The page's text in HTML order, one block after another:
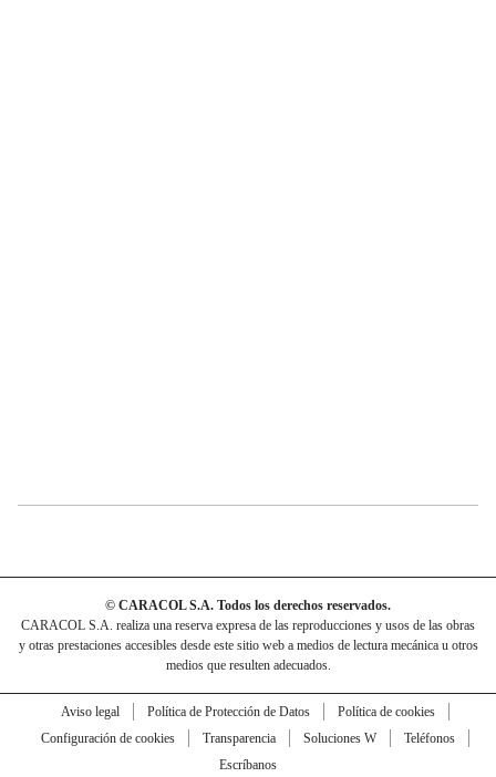
© CARACOL S.A. Todos los derechos reservados.
CARACOL S.A. realiza una reserva expresa de las reproducciones y usos de las obras
y otras prestaciones accesibles desde este sitio web a medios de lectura mecánica u otros
medios que resulten adecuados.
Aviso legal Política de Protección de Datos
Política de cookies
Configuración de cookies
Transparencia Soluciones W
Teléfonos
Escríbanos